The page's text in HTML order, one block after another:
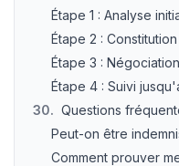
Étape 1 : Analyse
Étape 2 :
Étape 3 :
Étape 4 : Suivi
30. Questions
Peut-on être
Comment prouver